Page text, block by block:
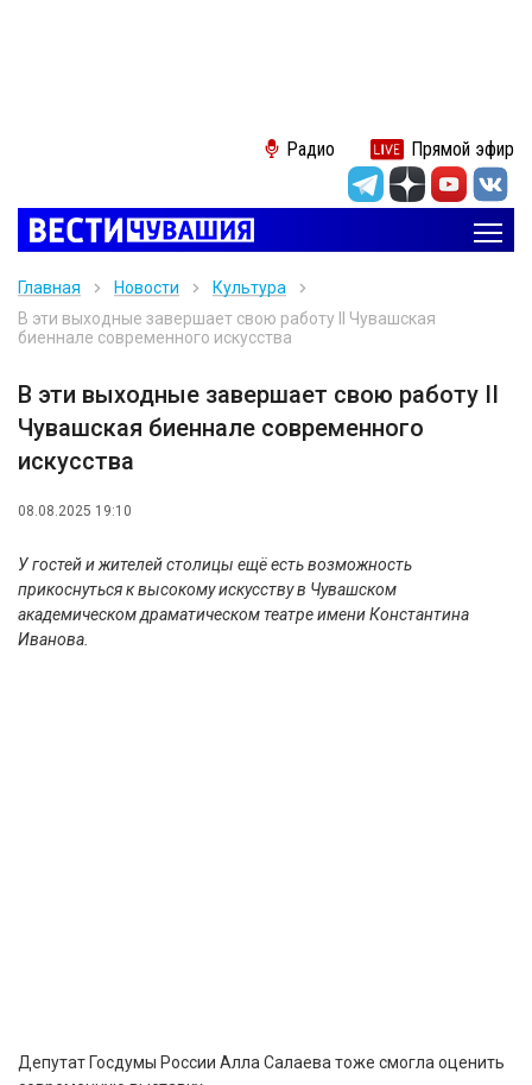
Радио Прямой эфир
Главная Новости
Культура
В эти выходные завершает свою работу II Чувашская
биеннале современного искусства
В эти выходные завершает свою работу II
Чувашская биеннале современного
искусства
08.08.2025 19:10
У гостей и жителей столицы ещё есть возможность
прикоснуться к высокому искусству в Чувашском
академическом драматическом театре имени Константина
Иванова.
Депутат Госдумы России Алла Салаева тоже смогла оценить